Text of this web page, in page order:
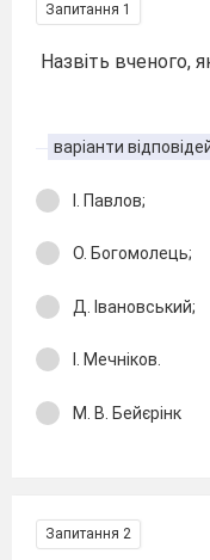
Запитання 1
Назвіть вченого,
варіанти
І. Павлов;
О. Богомолець;
Д. Івановський;
І. Мечніков.
М. В. Бейєрінк
Запитання 2